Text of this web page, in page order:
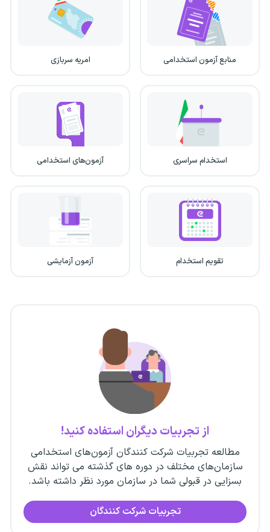
منابع آزمون استخدامی امریه سربازی
استخدام سراسری آزمون‌های استخدامی
تقویم استخدام آزمون آزمایشی
از تجربیات دیگران استفاده کنید!
مطالعه تجربیات شرکت کنندگان آزمون‌های استخدامی
سازمان‌های مختلف در دوره های گذشته می تواند نقش
بسزایی در قبولی شما در سازمان مورد نظر داشته باشد.
تجربیات شرکت کنندگان